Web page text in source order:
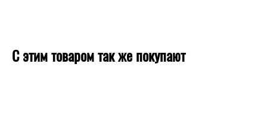
С этим товаром так же покупают